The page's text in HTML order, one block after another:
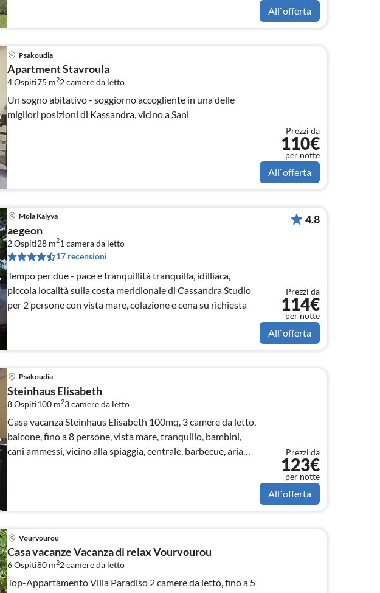
All`offerta
Psakoudia
Apartment Stavroula
4 Ospiti75 m22camere da letto
Un sogno abitativo - soggiorno accogliente in una delle
migliori posizioni di Kassandra, vicino a Sani
Prezzi da
110€
per notte
All`offerta
Mola Kalyva
aegeon
2 Ospiti28 m21 camera da letto
17 recensioni
Tempo per due - pace e tranquillità tranquilla, idilliaca,
piccola località sulla costa meridionale di Cassandra Studio
per 2 persone con vista mare, colazione e cena su richiesta
4.8
Prezzi da
114€
per notte
All`offerta
Psakoudia
Steinhaus Elisabeth
8 Ospiti100 m23camere da letto
Casa vacanza Steinhaus Elisabeth 100mq, 3 camere da letto,
balcone, fino a 8 persone, vista mare, tranquillo, bambini,
cani ammessi, vicino alla spiaggia, centrale, barbecue, aria
Prezzi da
123€
per notte
All`offerta
Vourvourou
Casa vacanze Vacanza di relax Vourvourou
6 Ospiti80 m22camere da letto
Top-Appartamento Villa Paradiso 2 camere da letto, fino a 5